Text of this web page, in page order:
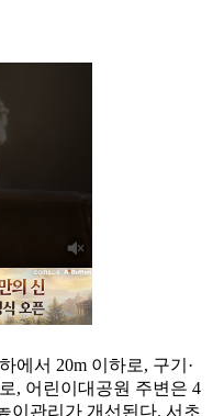
에서 20m 이하로, 구기·
, 어린이대공원 주변은 4
이관리가 개선된다. 서초